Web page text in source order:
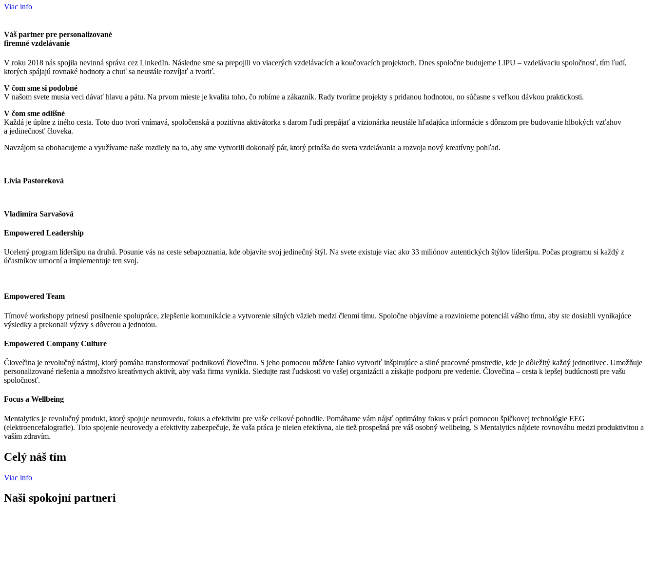
Viac info
Váš partner pre personalizované
firemné vzdelávanie
V roku 2018 nás spojila nevinná správa cez LinkedIn. Následne sme sa prepojili vo viacerých vzdelávacích a koučovacích projektoch. Dnes spoločne budujeme LIPU – vzdelávaciu spoločnosť, tím ľudí,
ktorých spájajú rovnaké hodnoty a chuť sa neustále rozvíjať a tvoriť.
V čom sme si podobné
V našom svete musia veci dávať hlavu a pätu. Na prvom mieste je kvalita toho, čo robíme a zákazník. Rady tvoríme projekty s pridanou hodnotou, no súčasne s veľkou dávkou praktickosti.
V čom sme odlišné
Každá je úplne z iného cesta. Toto duo tvorí vnímavá, spoločenská a pozitívna aktivátorka s darom ľudí prepájať a vizionárka neustále hľadajúca informácie s dôrazom pre budovanie hlbokých vzťahov
a jedinečnosť človeka.
Navzájom sa obohacujeme a využívame naše rozdiely na to, aby sme vytvorili dokonalý pár, ktorý prináša do sveta vzdelávania a rozvoja nový kreatívny pohľad.
Lívia Pastoreková
Vladimíra Sarvašová
Empowered Leadership
Ucelený program líderšipu na druhú. Posunie vás na ceste sebapoznania, kde objavíte svoj jedinečný štýl. Na svete existuje viac ako 33 miliónov autentických štýlov líderšipu. Počas programu si každý z
účastníkov umocní a implementuje ten svoj.
Empowered Team
Tímové workshopy prinesú posilnenie spolupráce, zlepšenie komunikácie a vytvorenie silných väzieb medzi členmi tímu. Spoločne objavíme a rozvinieme potenciál vášho tímu, aby ste dosiahli vynikajúce
výsledky a prekonali výzvy s dôverou a jednotou.
Empowered Company Culture
Človečina je revolučný nástroj, ktorý pomáha transformovať podnikovú človečinu. S jeho pomocou môžete ľahko vytvoriť inšpirujúce a silné pracovné prostredie, kde je dôležitý každý jednotlivec. Umožňuje
personalizované riešenia a množstvo kreatívnych aktivít, aby vaša firma vynikla. Sledujte rast ľudskosti vo vašej organizácii a získajte podporu pre vedenie. Človečina – cesta k lepšej budúcnosti pre vašu
spoločnosť.
Focus a Wellbeing
Mentalytics je revolučný produkt, ktorý spojuje neurovedu, fokus a efektivitu pre vaše celkové pohodlie. Pomáhame vám nájsť optimálny fokus v práci pomocou špičkovej technológie EEG
(elektroencefalografie). Toto spojenie neurovedy a efektivity zabezpečuje, že vaša práca je nielen efektívna, ale tiež prospešná pre váš osobný wellbeing. S Mentalytics nájdete rovnováhu medzi produktivitou a
vaším zdravím.
Celý náš tím
Viac info
Naši spokojní partneri